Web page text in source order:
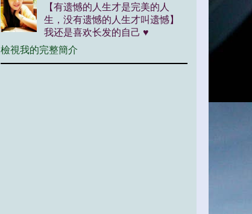
【有遗憾的人生才是完美的人
生，没有遗憾的人生才叫遗憾】
我还是喜欢长发的自己 ♥
檢視我的完整簡介